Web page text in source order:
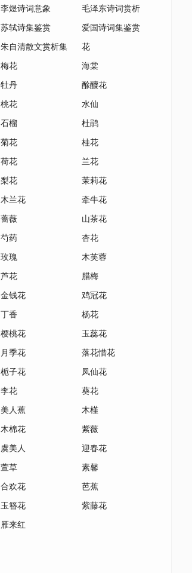
李煜诗词意象 毛泽东诗词赏析
苏轼诗集鉴赏 爱国诗词集鉴赏
朱自清散文赏析集 花
梅花 海棠
牡丹 酴醾花
桃花 水仙
石榴 杜鹃
菊花 桂花
荷花 兰花
梨花 茉莉花
木兰花 牵牛花
蔷薇 山茶花
芍药 杏花
玫瑰 木芙蓉
芦花 腊梅
金钱花 鸡冠花
丁香 杨花
樱桃花 玉蕊花
月季花 落花惜花
栀子花 凤仙花
李花 葵花
美人蕉 木槿
木棉花 紫薇
虞美人 迎春花
萱草 素馨
合欢花 芭蕉
玉簪花 紫藤花
雁来红